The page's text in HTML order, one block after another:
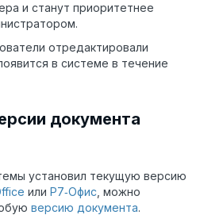
и станут приоритетнее
отредактировали
в системе в течение
документа
установил текущую версию
или Р7‑Офис , можно
версию документа.